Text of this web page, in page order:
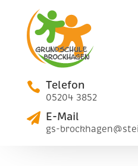
 Telefon
05204 3852
 E-Mail
gs-